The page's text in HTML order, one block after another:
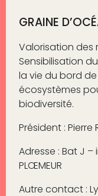
GRAINE
Valorisation des
Sensibilisation
la vie du bord
écosystèmes
biodiversité.
Président : Pierre
Adresse : Bat J
PLŒMEUR
Autre contact :